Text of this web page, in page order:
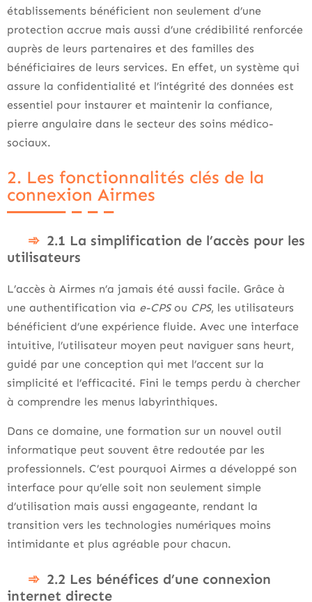
établissements bénéficient non seulement d’une
protection accrue mais aussi d’une crédibilité renforcée
auprès de leurs partenaires et des familles des
bénéficiaires de leurs services. En effet, un système qui
assure la confidentialité et l’intégrité des données est
essentiel pour instaurer et maintenir la confiance,
pierre angulaire dans le secteur des soins médico-
sociaux.
2. Les fonctionnalités clés de la
connexion Airmes
2.1 La simplification de l’accès pour les
utilisateurs
L’accès à Airmes n’a jamais été aussi facile. Grâce à
une authentification via e-CPSou CPS, les utilisateurs
bénéficient d’une expérience fluide. Avec une interface
intuitive, l’utilisateur moyen peut naviguer sans heurt,
guidé par une conception qui met l’accent sur la
simplicité et l’efficacité. Fini le temps perdu à chercher
à comprendre les menus labyrinthiques.
Dans ce domaine, une formation sur un nouvel outil
informatique peut souvent être redoutée par les
professionnels. C’est pourquoi Airmes a développé son
interface pour qu’elle soit non seulement simple
d’utilisation mais aussi engageante, rendant la
transition vers les technologies numériques moins
intimidante et plus agréable pour chacun.
2.2 Les bénéfices d’une connexion
internet directe